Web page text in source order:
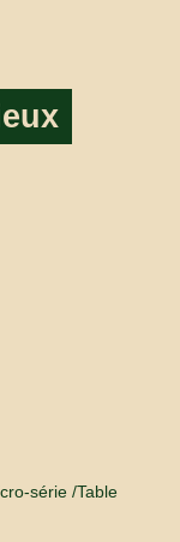
série Table